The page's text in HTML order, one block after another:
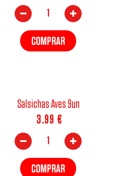
COMPRAR
Salsichas Aves 9un
3.99 €
COMPRAR